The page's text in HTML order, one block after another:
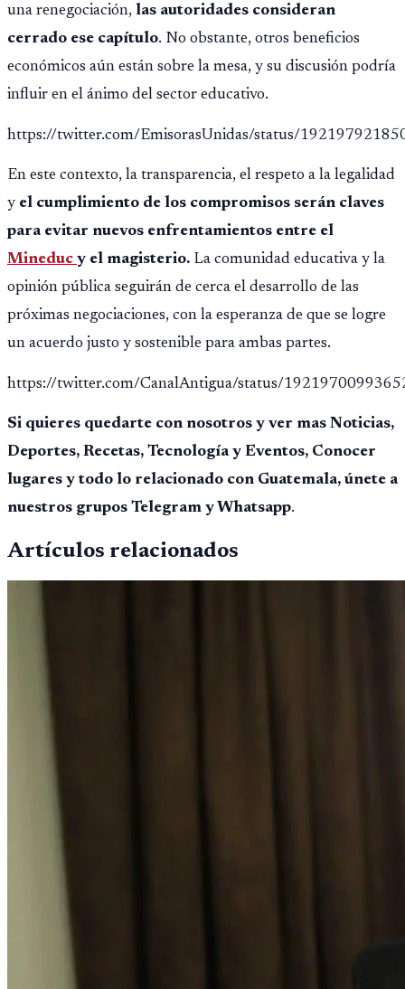
una renegociación, las autoridades consideran
cerrado ese capítulo. No obstante, otros beneficios
económicos aún están sobre la mesa, y su discusión podría
influir en el ánimo del sector educativo.
https://twitter.com/EmisorasUnidas/status/
En este contexto, la transparencia, el respeto a la legalidad
y el cumplimiento de los compromisos serán claves
para evitar nuevos enfrentamientos entre el
Mineduc y el magisterio. La comunidad educativa y la
opinión pública seguirán de cerca el desarrollo de las
próximas negociaciones, con la esperanza de que se logre
un acuerdo justo y sostenible para ambas partes.
https://twitter.com/CanalAntigua/status/
Si quieres quedarte con nosotros y ver mas Noticias,
Deportes, Recetas, Tecnología y Eventos, Conocer
lugares y todo lo relacionado con Guatemala, únete a
nuestros grupos Telegram y Whatsapp.
Artículos relacionados